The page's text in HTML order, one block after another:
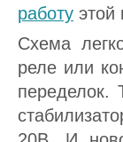
работу этой
Схема
реле или
переделок.